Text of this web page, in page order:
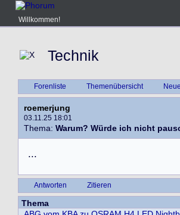
Willkommen!
Technik
Forenliste Themenübersicht
roemerjung
03.11.25 18:01
Thema: Warum? Würde ich nicht
...
Antworten Zitieren
Thema